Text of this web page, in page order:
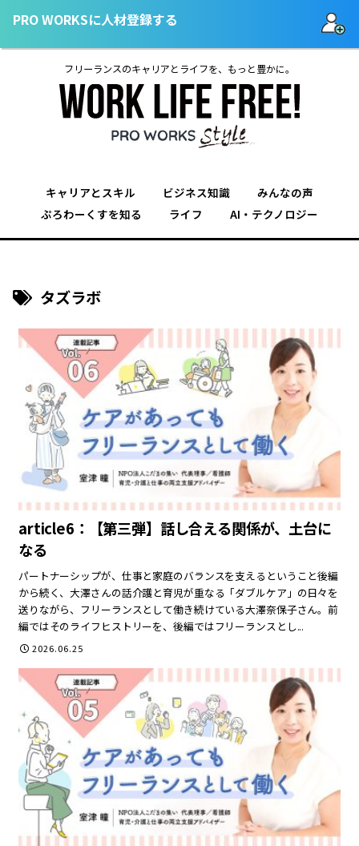
フリーランスのキャリアとライフを、もっと豊かに。
キャリアとスキル ビジネス知識
みんなの声
ぷろわーくすを知る
ライフ AI・テクノロジー
PRO WORKSに人材登録する
タズラボ
article6：【第三弾】話し合える関係が、土台に
なる
パートナーシップが、仕事と家庭のバランスを支えるということ後編
から続く、大澤さんの話介護と育児が重なる「ダブルケア」の日々を
送りながら、フリーランスとして働き続けている大澤奈保子さん。前
編ではそのライフヒストリーを、後編ではフリーランスとし...
2026.06.25